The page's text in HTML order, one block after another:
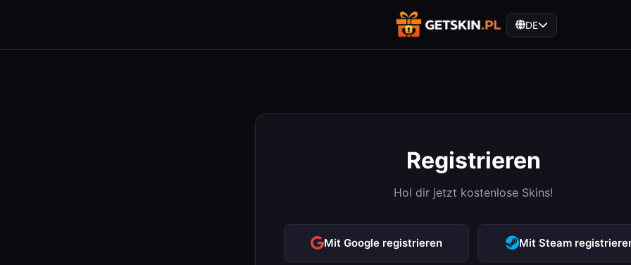
DE
Registrieren
Hol dir jetzt kostenlose Skins!
Mit Google registrieren Mit Steam